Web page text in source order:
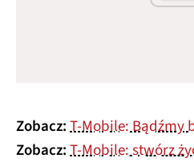
Zobacz:T-Mobile: Bądźmy
Zobacz:T-Mobile: stwórz